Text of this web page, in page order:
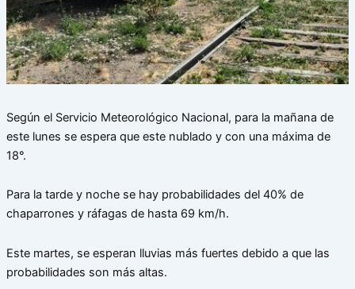
Según el Servicio Meteorológico Nacional, para la mañana de
este lunes se espera que este nublado y con una máxima de
18°.
Para la tarde y noche se hay probabilidades del 40% de
chaparrones y ráfagas de hasta 69 km/h.
Este martes, se esperan lluvias más fuertes debido a que las
probabilidades son más altas.